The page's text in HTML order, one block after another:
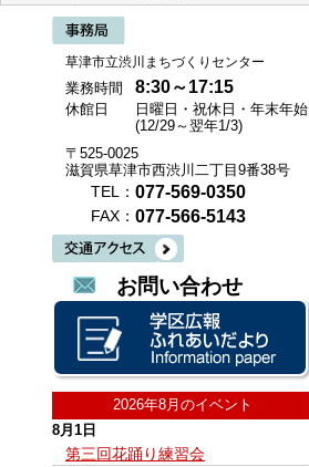
草津市立渋川まちづくりセンター
業務時間 8:30～17:15
休館日
日曜日・祝休日・年末年始
(12/29～翌年1/3)
〒525-0025
滋賀県草津市西渋川二丁目9番38号
TEL： 077-569-0350
FAX： 077-566-5143
お問い合わせ
2026年8月のイベント
8月1日
第三回花踊り練習会